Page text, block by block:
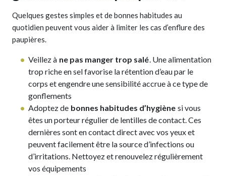
Quelques gestes simples et de bonnes habitudes au
quotidien peuvent vous aider à limiter les cas d’enflure des
paupières.
Veillez à ne pas manger trop salé . Une alimentation
trop riche en sel favorise la rétention d’eau par le
corps et engendre une sensibilité accrue à ce type de
gonflements
Adoptez de bonnes habitudes d’hygiène si vous
êtes un porteur régulier de lentilles de contact. Ces
dernières sont en contact direct avec vos yeux et
peuvent facilement être la source d’infections ou
d’irritations. Nettoyez et renouvelez régulièrement
vos équipements